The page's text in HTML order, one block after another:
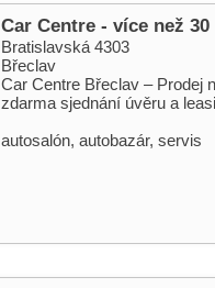
Car Centre - více než
Bratislavská 4303
Břeclav
Car Centre Břeclav – Prodej
zdarma sjednání úvěru a
autosalón, autobazár, servis